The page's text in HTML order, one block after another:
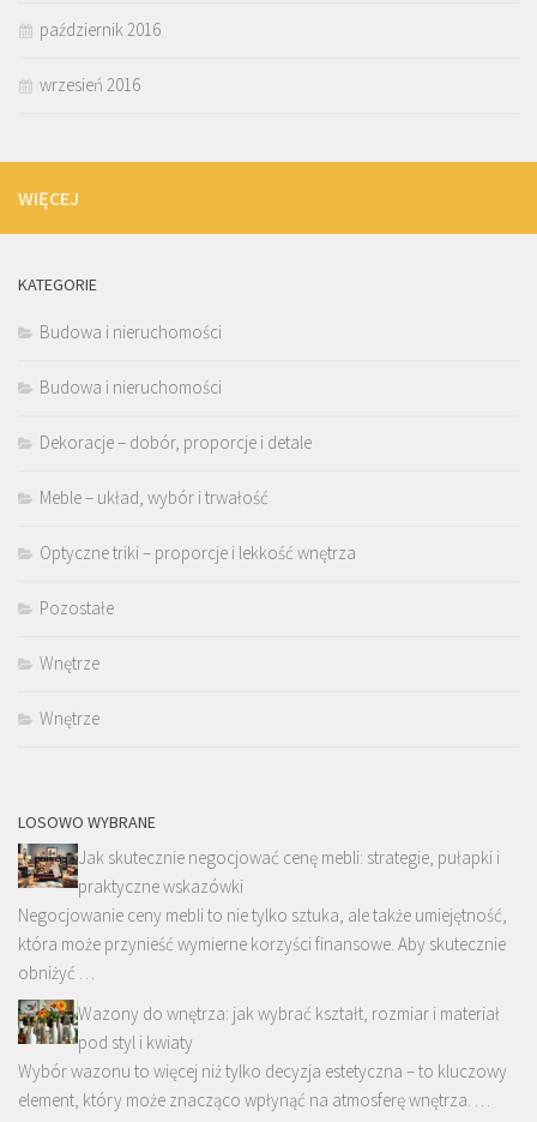
październik 2016
wrzesień 2016
WIĘCEJ
KATEGORIE
Budowa i nieruchomości
Budowa i nieruchomości
Dekoracje – dobór, proporcje i detale
Meble – układ, wybór i trwałość
Optyczne triki – proporcje i lekkość wnętrza
Pozostałe
Wnętrze
Wnętrze
LOSOWO WYBRANE
Jak skutecznie negocjować cenę mebli: strategie, pułapki i
praktyczne wskazówki
Negocjowanie ceny mebli to nie tylko sztuka, ale także umiejętność,
która może przynieść wymierne korzyści finansowe. Aby skutecznie
obniżyć …
Wazony do wnętrza: jak wybrać kształt, rozmiar i materiał
pod styl i kwiaty
Wybór wazonu to więcej niż tylko decyzja estetyczna – to kluczowy
element, który może znacząco wpłynąć na atmosferę wnętrza. …